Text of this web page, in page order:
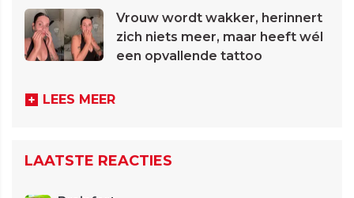
Vrouw wordt wakker, herinnert
zich niets meer, maar heeft wél
een opvallende tattoo
LEES MEER
LAATSTE REACTIES